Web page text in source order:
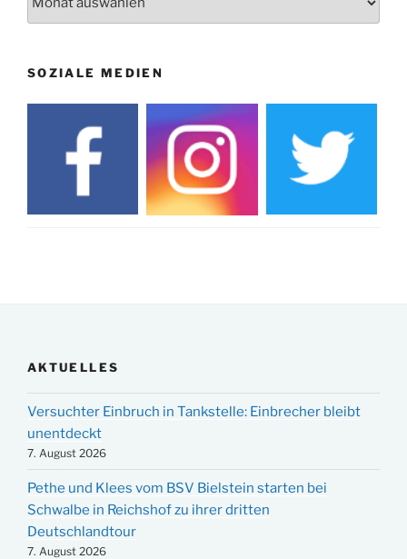
SOZIALE MEDIEN
AKTUELLES
Versuchter Einbruch in Tankstelle: Einbrecher bleibt
unentdeckt
7. August 2026
Pethe und Klees vom BSV Bielstein starten bei
Schwalbe in Reichshof zu ihrer dritten
Deutschlandtour
7. August 2026